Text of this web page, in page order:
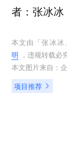
者：张冰冰
本文由「张冰冰
明 ，违规转载必
本文图片来自：
项目推荐